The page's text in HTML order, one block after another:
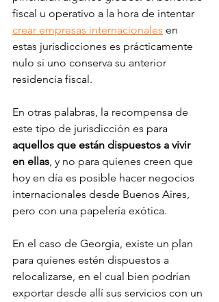
fiscal u operativo a la hora de intentar
crear empresas internacionales en
estas jurisdicciones es prácticamente
nulo si uno conserva su anterior
residencia fiscal.
En otras palabras, la recompensa de
este tipo de jurisdicción es para
aquellos que están dispuestos a vivir
en ellas, y no para quienes creen que
hoy en día es posible hacer negocios
internacionales desde Buenos Aires,
pero con una papelería exótica.
En el caso de Georgia, existe un plan
para quienes estén dispuestos a
relocalizarse, en el cual bien podrían
exportar desde allí sus servicios con un